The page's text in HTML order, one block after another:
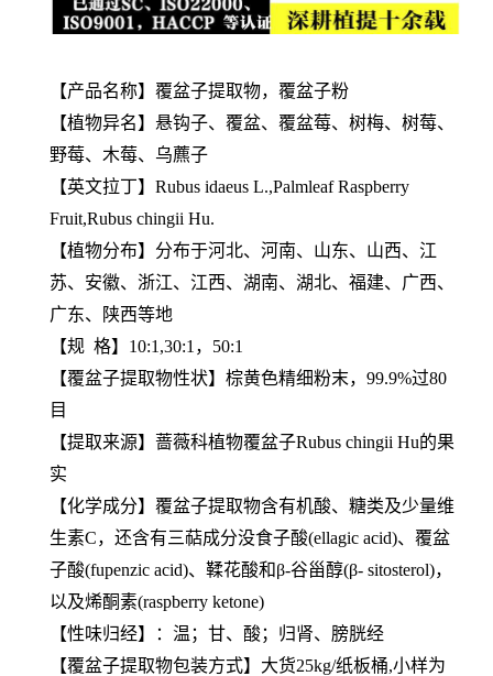
【产品名称】覆盆子提取物，覆盆子粉
【植物异名】悬钩子、覆盆、覆盆莓、树梅、树莓、
野莓、木莓、乌藨子
【英文拉丁】Rubus idaeus L.,Palmleaf Raspberry
Fruit,Rubus chingii Hu.
【植物分布】分布于河北、河南、山东、山西、江
苏、安徽、浙江、江西、湖南、湖北、福建、广西、
广东、陕西等地
【规 格】10:1,30:1，50:1
【覆盆子提取物性状】棕黄色精细粉末，99.9%过80
目
【提取来源】蔷薇科植物覆盆子Rubus chingii Hu的果
实
【化学成分】覆盆子提取物含有机酸、糖类及少量维
生素C，还含有三萜成分没食子酸(ellagic acid)、覆盆
子酸(fupenzic acid)、鞣花酸和β-谷甾醇(β- sitosterol)，
以及烯酮素(raspberry ketone)
【性味归经】：温；甘、酸；归肾、膀胱经
【覆盆子提取物包装方式】大货25kg/纸板桶,小样为